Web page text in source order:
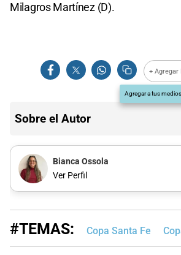
Milagros Martínez (D).
+ Agregar
Agregar a tus
Sobre el Autor
Bianca Ossola
Ver Perfil
#TEMAS: Copa Santa Fe